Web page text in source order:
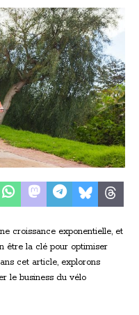
croissance exponentielle, et
être la clé pour optimiser
cet article, explorons
le business du vélo